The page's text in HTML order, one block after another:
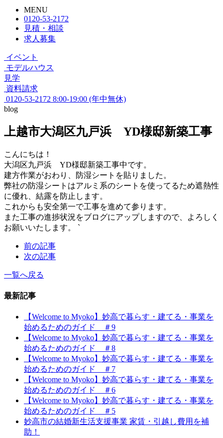
MENU
0120-53-2172
見積・相談
求人募集
イベント
モデルハウス
見学
資料請求
0120-53-2172 8:00-19:00 (年中無休)
blog
上越市大潟区九戸浜 YD様邸新築工事
こんにちは！
大潟区九戸浜 YD様邸新築工事中です。
建方作業がおわり、防湿シートを貼りました。
弊社の防湿シートはアルミ系のシートを使ってるため遮熱性
に優れ、結露を防止します。
これからも安全第一で工事を進めて参ります。
また工事の進捗状況をブログにアップしますので、よろしく
お願いいたします。 `
前の記事
次の記事
一覧へ戻る
最新記事
【Welcome to Myoko】妙高で暮らす・建てる・事業を
始めるためのガイド ＃9
【Welcome to Myoko】妙高で暮らす・建てる・事業を
始めるためのガイド ＃8
【Welcome to Myoko】妙高で暮らす・建てる・事業を
始めるためのガイド ＃7
【Welcome to Myoko】妙高で暮らす・建てる・事業を
始めるためのガイド ＃6
【Welcome to Myoko】妙高で暮らす・建てる・事業を
始めるためのガイド ＃5
妙高市の結婚新生活支援事業 家賃・引越し費用を補
助！